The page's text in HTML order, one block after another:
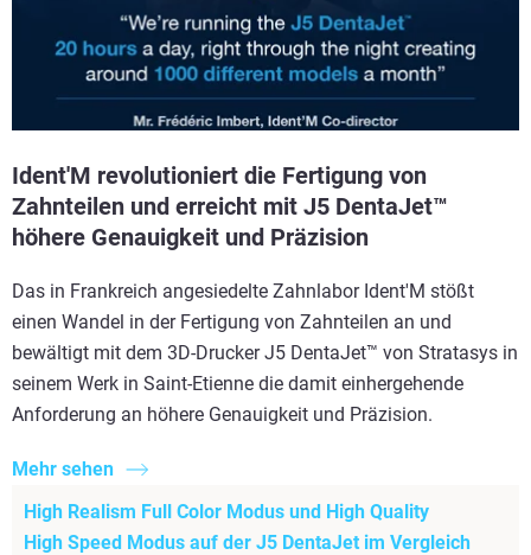
Ident'M revolutioniert die Fertigung von
Zahnteilen und erreicht mit J5 DentaJet™
höhere Genauigkeit und Präzision
Das in Frankreich angesiedelte Zahnlabor Ident'M stößt
einen Wandel in der Fertigung von Zahnteilen an und
bewältigt mit dem 3D-Drucker J5 DentaJet™ von Stratasys in
seinem Werk in Saint-Etienne die damit einhergehende
Anforderung an höhere Genauigkeit und Präzision.
Mehr sehen
High Realism Full Color Modus und High Quality
High Speed Modus auf der J5 DentaJet im Vergleich